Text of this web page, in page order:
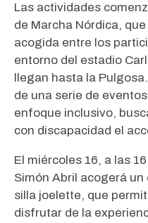
Las actividades
de Marcha Nórdica,
acogida entre los
entorno del estadio
llegan hasta la
de una serie de
enfoque inclusivo,
con discapacidad el
El miércoles 16, a las
Simón Abril acogerá
silla joelette, que
disfrutar de la